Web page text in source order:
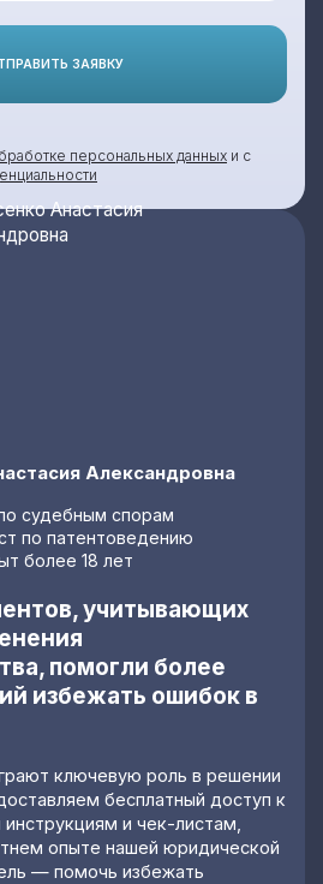
ЗАЯВКУ
персональных данных и с
учитывающих
помогли более
избежать ошибок в
ключевую роль в решении
бесплатный доступ к
и чек-листам,
опыте нашей юридической
— помочь избежать
Александровна
судебным спорам
по патентоведению
более 18 лет